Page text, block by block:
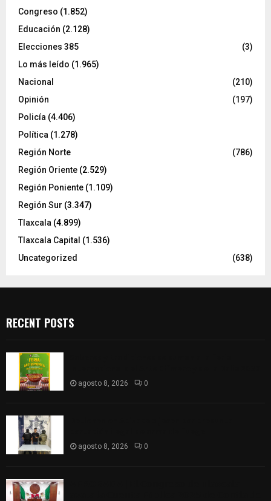
Congreso (1.852)
Educación (2.128)
Elecciones 385
(3)
Lo más leído (1.965)
Nacional
(210)
Opinión
(197)
Policía (4.406)
Política (1.278)
Región Norte
(786)
Región Oriente (2.529)
Región Poniente (1.109)
Región Sur (3.347)
Tlaxcala (4.899)
Tlaxcala Capital (1.536)
Uncategorized
(638)
RECENT POSTS
agosto 8, 2026 0
agosto 8, 2026 0